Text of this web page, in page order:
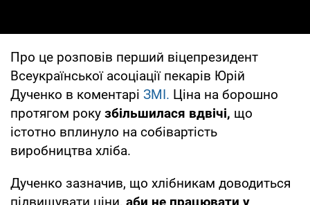
Про це розповів перший віцепрезидент
Всеукраїнської асоціації пекарів Юрій
Дученко в коментарі ЗМІ. Ціна на борошно
протягом року збільшилася вдвічі, що
істотно вплинуло на собівартість
виробництва хліба.
Дученко зазначив, що хлібникам доводиться
підвищувати ціни, аби не працювати у